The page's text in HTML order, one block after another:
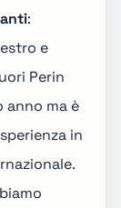
:
e
Perin
ma è
in